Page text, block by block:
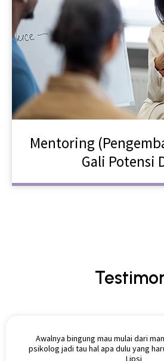
Mentoring
Gali Potensi
Awalnya bingung mau mulai dari
psikolog jadi tau hal apa dulu yang
Lipsi